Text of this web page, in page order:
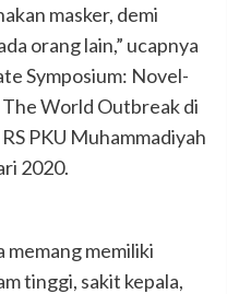
masker, demi
orang lain,” ucapnya
Symposium: Novel-
World Outbreak di
PKU Muhammadiyah
2020.
memang memiliki
tinggi, sakit kepala,